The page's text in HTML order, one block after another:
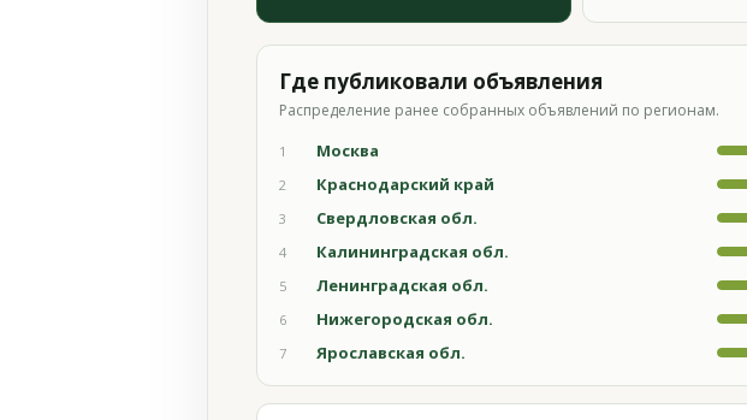
Где публиковали объявления
Распределение ранее собранных объявлений по регионам.
1 Москва
2
Краснодарский край
3
Свердловская обл.
4
Калининградская обл.
5
Ленинградская обл.
6
Нижегородская обл.
7
Ярославская обл.